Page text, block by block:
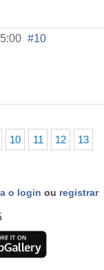
#10
10 11 12 13
o login ou registrar